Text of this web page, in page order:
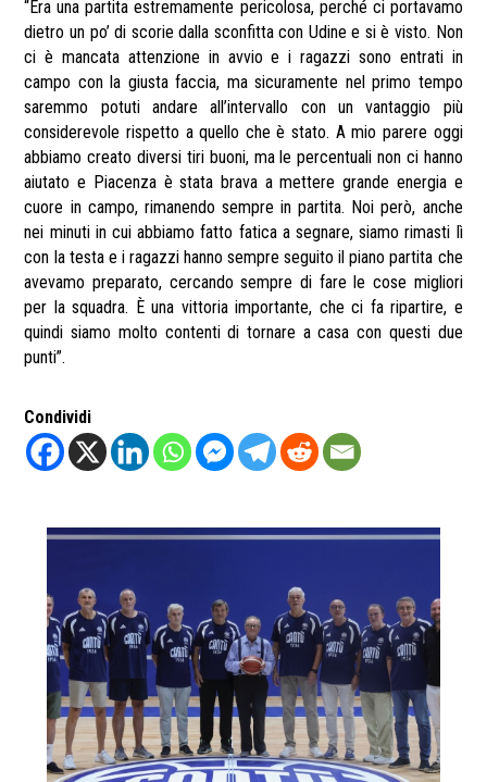
“Era una partita estremamente pericolosa, perché ci portavamo
dietro un po’ di scorie dalla sconfitta con Udine e si è visto. Non
ci è mancata attenzione in avvio e i ragazzi sono entrati in
campo con la giusta faccia, ma sicuramente nel primo tempo
saremmo potuti andare all’intervallo con un vantaggio più
considerevole rispetto a quello che è stato. A mio parere oggi
abbiamo creato diversi tiri buoni, ma le percentuali non ci hanno
aiutato e Piacenza è stata brava a mettere grande energia e
cuore in campo, rimanendo sempre in partita. Noi però, anche
nei minuti in cui abbiamo fatto fatica a segnare, siamo rimasti lì
con la testa e i ragazzi hanno sempre seguito il piano partita che
avevamo preparato, cercando sempre di fare le cose migliori
per la squadra. È una vittoria importante, che ci fa ripartire, e
quindi siamo molto contenti di tornare a casa con questi due
punti”.
Condividi